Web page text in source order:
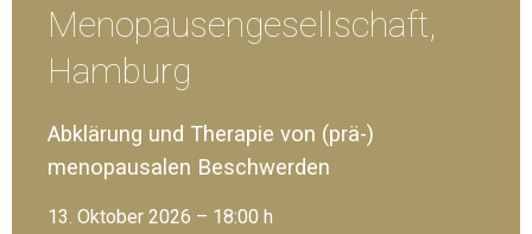
Menopausengesellschaft,
Hamburg
Abklärung und Therapie von (prä-)
menopausalen Beschwerden
13. Oktober 2026 – 18:00 h